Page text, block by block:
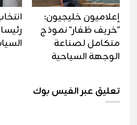
إعلاميون خليجيون:
"خريف ظفار" نموذج
متكامل لصناعة
الوجهة السياحية
تعليق عبر الفيس بوك